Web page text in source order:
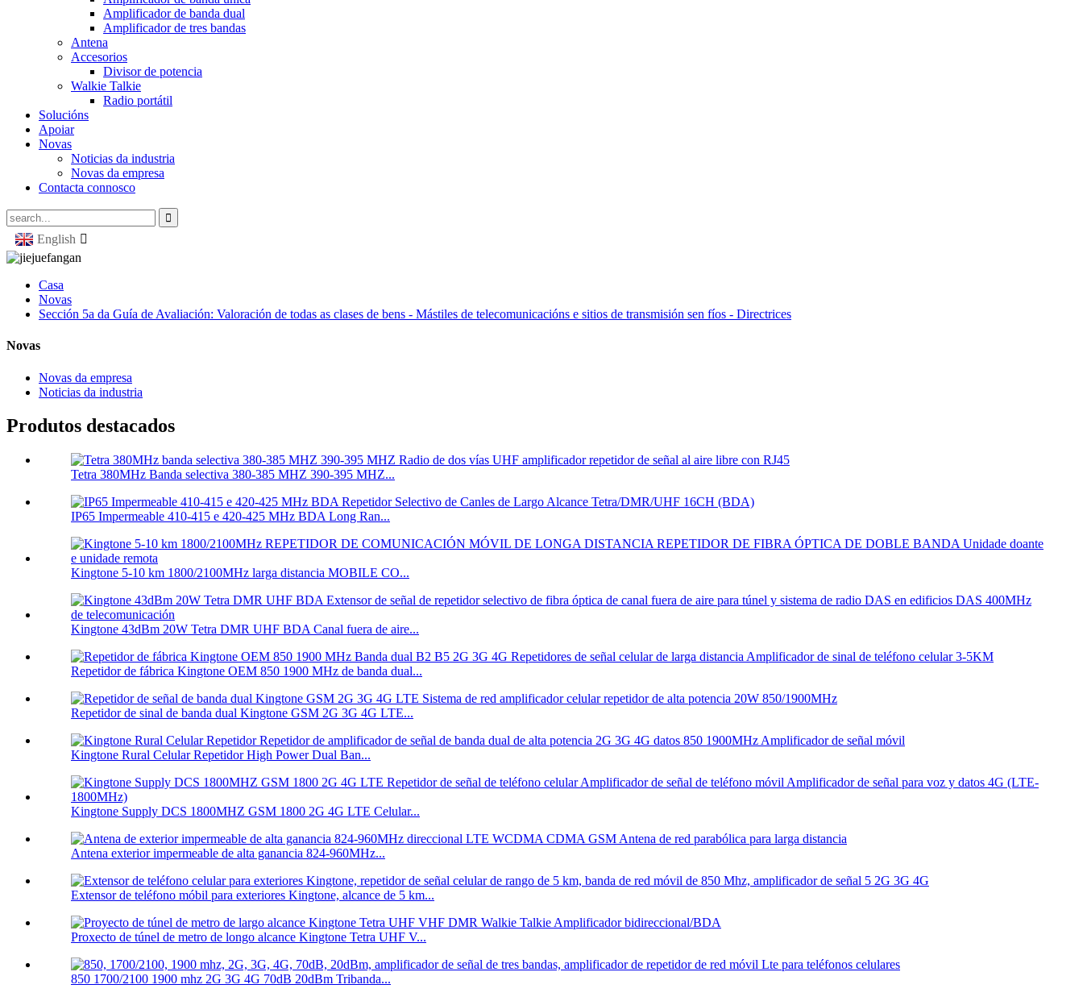
Amplificador de banda dual
Amplificador de tres bandas
Antena
Accesorios
Divisor de potencia
Walkie Talkie
Radio portátil
Solucións
Apoiar
Novas
Noticias da industria
Novas da empresa
Contacta connosco
English
Casa
Novas
Sección 5a da Guía de Avaliación: Valoración de todas as clases de bens - Mástiles de telecomunicacións e sitios de transmisión sen fíos - Directrices
Novas
Novas da empresa
Noticias da industria
Produtos destacados
Tetra 380MHz Banda selectiva 380-385 MHZ 390-395 MHZ...
IP65 Impermeable 410-415 e 420-425 MHz BDA Long Ran...
Kingtone 5-10 km 1800/2100MHz larga distancia MOBILE CO...
Kingtone 43dBm 20W Tetra DMR UHF BDA Canal fuera de aire...
Repetidor de fábrica Kingtone OEM 850 1900 MHz de banda dual...
Repetidor de sinal de banda dual Kingtone GSM 2G 3G 4G LTE...
Kingtone Rural Celular Repetidor High Power Dual Ban...
Kingtone Supply DCS 1800MHZ GSM 1800 2G 4G LTE Celular...
Antena exterior impermeable de alta ganancia 824-960MHz...
Extensor de teléfono móbil para exteriores Kingtone, alcance de 5 km...
Proxecto de túnel de metro de longo alcance Kingtone Tetra UHF V...
850 1700/2100 1900 mhz 2G 3G 4G 70dB 20dBm Tribanda...